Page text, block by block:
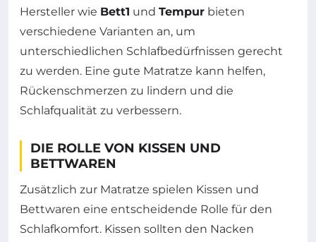
Hersteller wie Bett1 und Tempur bieten
verschiedene Varianten an, um
unterschiedlichen Schlafbedürfnissen gerecht
zu werden. Eine gute Matratze kann helfen,
Rückenschmerzen zu lindern und die
Schlafqualität zu verbessern.
DIE ROLLE VON KISSEN UND
BETTWAREN
Zusätzlich zur Matratze spielen Kissen und
Bettwaren eine entscheidende Rolle für den
Schlafkomfort. Kissen sollten den Nacken